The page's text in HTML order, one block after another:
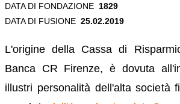
DATA DI FONDAZIONE 1829
DATA DI FUSIONE 25.02.2019
L'origine della Cassa di
Banca CR Firenze, è dovuta
illustri personalità dell'alta società